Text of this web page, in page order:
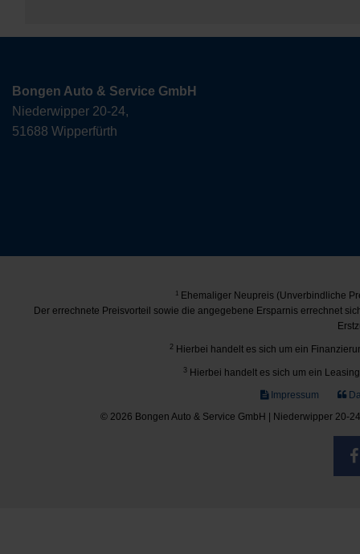
Bongen Auto & Service GmbH
Niederwipper 20-24,
51688 Wipperfürth
1Ehemaliger Neupreis (Unverbindliche
Der errechnete Preisvorteil sowie die angegebene Ersparnis errechnet
2 Hierbei handelt es sich um ein
3 Hierbei handelt es sich um ein
Impressum
© 2026 Bongen Auto & Service GmbH | Niederwipper 20-